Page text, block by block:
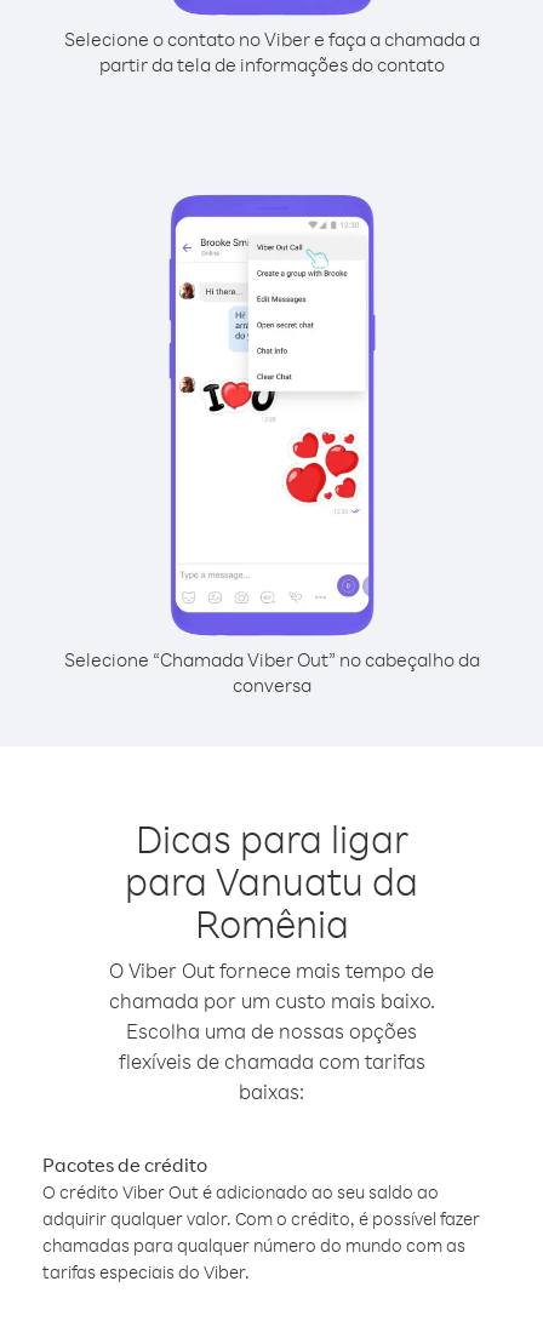
Selecione o contato no Viber e faça a chamada a
partir da tela de informações do contato
Selecione “Chamada Viber Out” no cabeçalho da
conversa
Dicas para ligar
para Vanuatu da
Romênia
O Viber Out fornece mais tempo de
chamada por um custo mais baixo.
Escolha uma de nossas opções
flexíveis de chamada com tarifas
baixas:
Pacotes de crédito
O crédito Viber Out é adicionado ao seu saldo ao
adquirir qualquer valor. Com o crédito, é possível fazer
chamadas para qualquer número do mundo com as
tarifas especiais do Viber.